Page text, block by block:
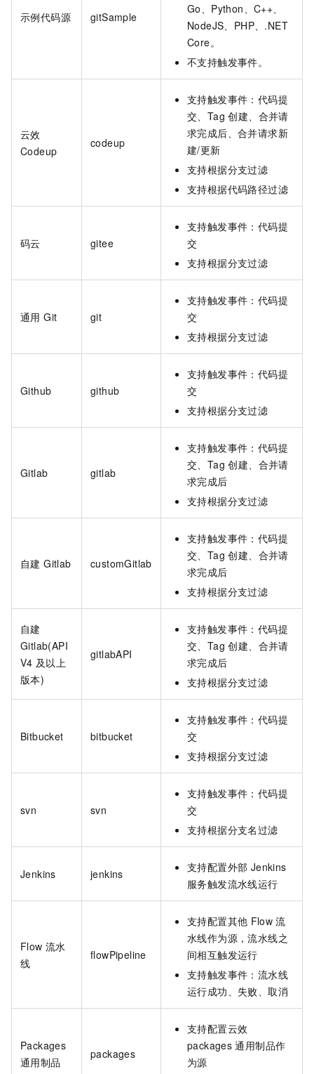
示例代码源 gitSample
Go、Python、C++、
NodeJS、PHP、.NET
Core。
不支持触发事件。
云效
Codeup
codeup
支持触发事件：代码提
交、Tag 创建、合并请
求完成后、合并请求新
建/更新
支持根据分支过滤
支持根据代码路径过滤
码云 gitee
支持触发事件：代码提
交
支持根据分支过滤
通用 Git git
支持触发事件：代码提
交
支持根据分支过滤
Github github
支持触发事件：代码提
交
支持根据分支过滤
Gitlab gitlab
支持触发事件：代码提
交、Tag 创建、合并请
求完成后
支持根据分支过滤
自建 Gitlab customGitlab
支持触发事件：代码提
交、Tag 创建、合并请
求完成后
支持根据分支过滤
自建
Gitlab(API
V4 及以上
版本)
gitlabAPI
支持触发事件：代码提
交、Tag 创建、合并请
求完成后
支持根据分支过滤
Bitbucket bitbucket
支持触发事件：代码提
交
支持根据分支过滤
svn svn
支持触发事件：代码提
交
支持根据分支名过滤
Jenkins jenkins
支持配置外部 Jenkins
服务触发流水线运行
Flow 流水
线
flowPipeline
支持配置其他 Flow 流
水线作为源，流水线之
间相互触发运行
支持触发事件：流水线
运行成功、失败、取消
Packages
通用制品
packages
支持配置云效
packages 通用制品作
为源